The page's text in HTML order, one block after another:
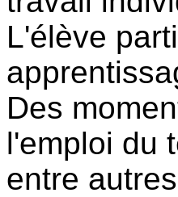
L'élève
Des
l'emploi du
entre